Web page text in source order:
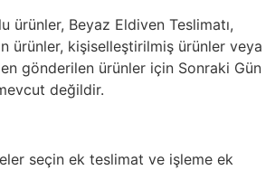
ürünler, Beyaz Eldiven Teslimatı,
ürünler, kişiselleştirilmiş ürünler veya
gönderilen ürünler için Sonraki Gün
değildir.
seçin ek teslimat ve işleme ek